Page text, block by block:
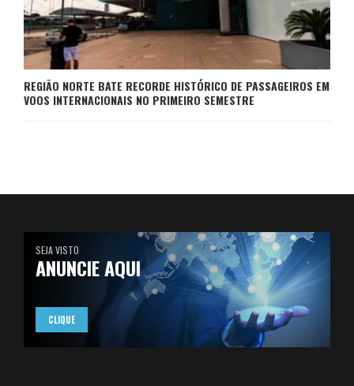
REGIÃO NORTE BATE RECORDE HISTÓRICO DE PASSAGEIROS EM
VOOS INTERNACIONAIS NO PRIMEIRO SEMESTRE
SEJA VISTO
ANUNCIE AQUI
CLIQUE